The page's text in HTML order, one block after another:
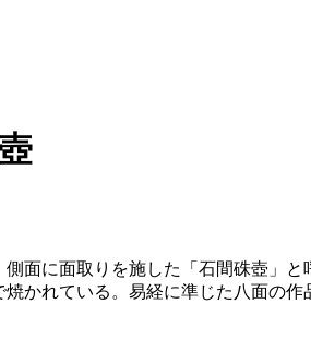
面に面取りを施した「石間硃壺」
かれている。易経に準じた八面の